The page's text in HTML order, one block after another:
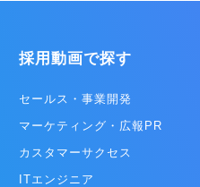
採用動画で探す
セールス・事業開発
マーケティング・広報PR
カスタマーサクセス
ITエンジニア